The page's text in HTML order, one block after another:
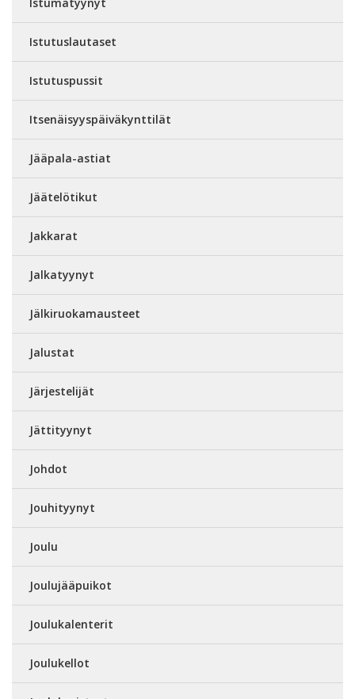
Istutuslautaset
Istutuspussit
Itsenäisyyspäiväkynttilät
Jääpala-astiat
Jäätelötikut
Jakkarat
Jalkatyynyt
Jälkiruokamausteet
Jalustat
Järjestelijät
Jättityynyt
Johdot
Jouhityynyt
Joulu
Joulujääpuikot
Joulukalenterit
Joulukellot